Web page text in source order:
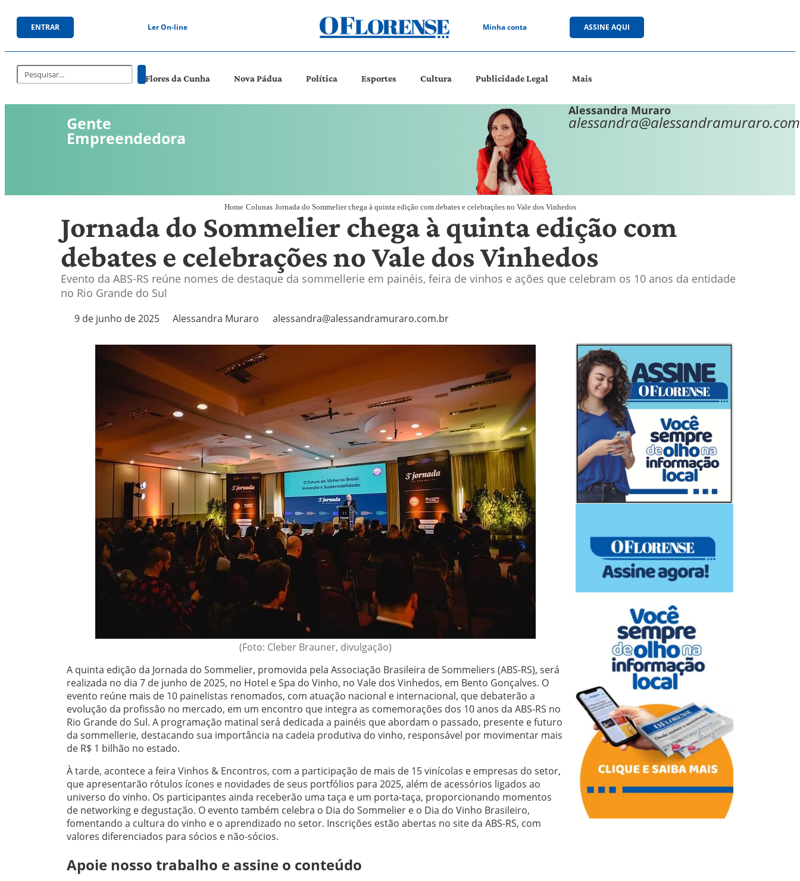
ENTRAR Ler On-line Minha conta ASSINE AQUI
Flores da Cunha Nova Pádua Política Esportes Cultura Publicidade Legal Mais
Gente
Empreendedora
Alessandra Muraro
Home Colunas Jornada do Sommelier chega à quinta edição com debates e celebrações no Vale dos Vinhedos
Jornada do Sommelier chega à quinta edição com
debates e celebrações no Vale dos Vinhedos
Evento da ABS-RS reúne nomes de destaque da sommellerie em painéis, feira de vinhos e ações que celebram os 10 anos da entidade
no Rio Grande do Sul
9 de junho de 2025 Alessandra Muraro alessandra@alessandramuraro.com.br
(Foto: Cleber Brauner, divulgação)
A quinta edição da Jornada do Sommelier, promovida pela Associação Brasileira de Sommeliers (ABS-RS), será
realizada no dia 7 de junho de 2025, no Hotel e Spa do Vinho, no Vale dos Vinhedos, em Bento Gonçalves. O
evento reúne mais de 10 painelistas renomados, com atuação nacional e internacional, que debaterão a
evolução da profissão no mercado, em um encontro que integra as comemorações dos 10 anos da ABS-RS no
Rio Grande do Sul. A programação matinal será dedicada a painéis que abordam o passado, presente e futuro
da sommellerie, destacando sua importância na cadeia produtiva do vinho, responsável por movimentar mais
de R$ 1 bilhão no estado.
À tarde, acontece a feira Vinhos & Encontros, com a participação de mais de 15 vinícolas e empresas do setor,
que apresentarão rótulos ícones e novidades de seus portfólios para 2025, além de acessórios ligados ao
universo do vinho. Os participantes ainda receberão uma taça e um porta-taça, proporcionando momentos
de networking e degustação. O evento também celebra o Dia do Sommelier e o Dia do Vinho Brasileiro,
fomentando a cultura do vinho e o aprendizado no setor. Inscrições estão abertas no site da ABS-RS, com
valores diferenciados para sócios e não-sócios.
Apoie nosso trabalho e assine o conteúdo